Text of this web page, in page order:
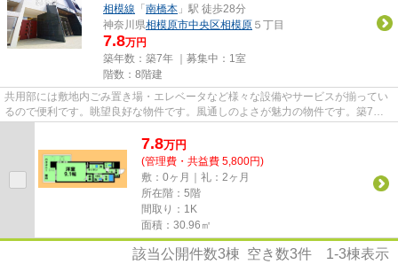
相模線 「 南橋本 」駅 徒歩28分
神奈川県相模原市中央区相模原 ５丁目
7.8万円
築年数：築7年 ｜募集中： 1室
階数：8階建
共用部には敷地内ごみ置き場・エレベータなど様々な設備やサービスが揃ってい
るので便利です。眺望良好な物件です。風通しのよさが魅力の物件です。築7年
7.8万円
(管理費・共益費 5,800円)
敷：0ヶ月｜礼：2ヶ月
所在階：5階
間取り：1K
面積：30.96㎡
該当公開件数3棟 空き数3件 1-3棟表示